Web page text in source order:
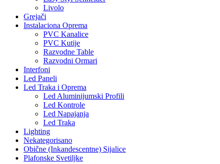
Livolo
Grejači
Instalaciona Oprema
PVC Kanalice
PVC Kutije
Razvodne Table
Razvodni Ormari
Interfoni
Led Paneli
Led Traka i Oprema
Led Aluminijumski Profili
Led Kontrole
Led Napajanja
Led Traka
Lighting
Nekategorisano
Obične (Inkandescentne) Sijalice
Plafonske Svetiljke